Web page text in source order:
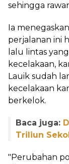
sehingga
Ia
perjalanan ini
lalu lintas
kecelakaan,
Lauik sudah
kecelakaan
berkelok.
Baca juga:
Triliun
"Perubahan